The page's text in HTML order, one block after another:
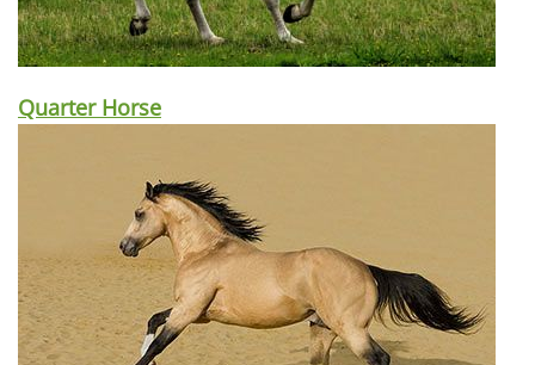
Quarter Horse